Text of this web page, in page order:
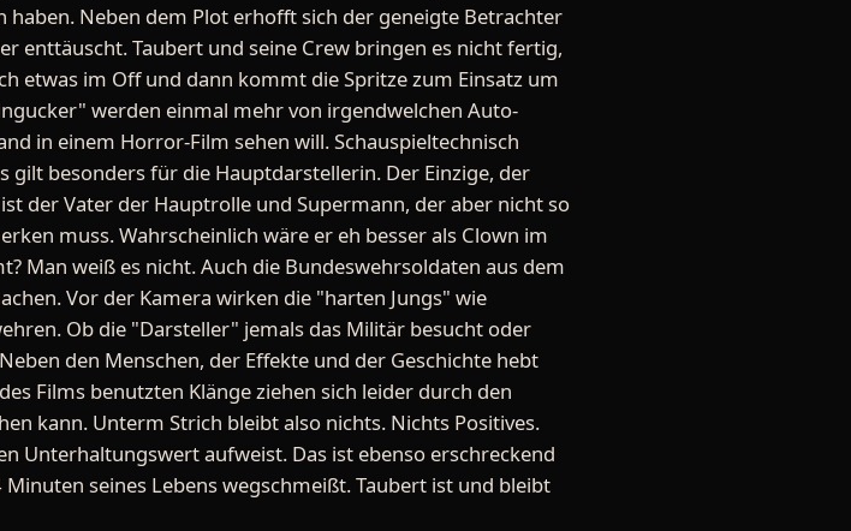
Neben dem Plot erhofft sich der geneigte Betrachter
enttäuscht. Taubert und seine Crew bringen es nicht fertig,
etwas im Off und dann kommt die Spritze zum Einsatz um
werden einmal mehr von irgendwelchen Auto-
in einem Horror-Film sehen will. Schauspieltechnisch
besonders für die Hauptdarstellerin. Der Einzige, der
der Vater der Hauptrolle und Supermann, der aber nicht so
muss. Wahrscheinlich wäre er eh besser als Clown im
Man weiß es nicht. Auch die Bundeswehrsoldaten aus dem
Vor der Kamera wirken die "harten Jungs" wie
Ob die "Darsteller" jemals das Militär besucht oder
den Menschen, der Effekte und der Geschichte hebt
Films benutzten Klänge ziehen sich leider durch den
kann. Unterm Strich bleibt also nichts. Nichts Positives.
Unterhaltungswert aufweist. Das ist ebenso erschreckend
seines Lebens wegschmeißt. Taubert ist und bleibt